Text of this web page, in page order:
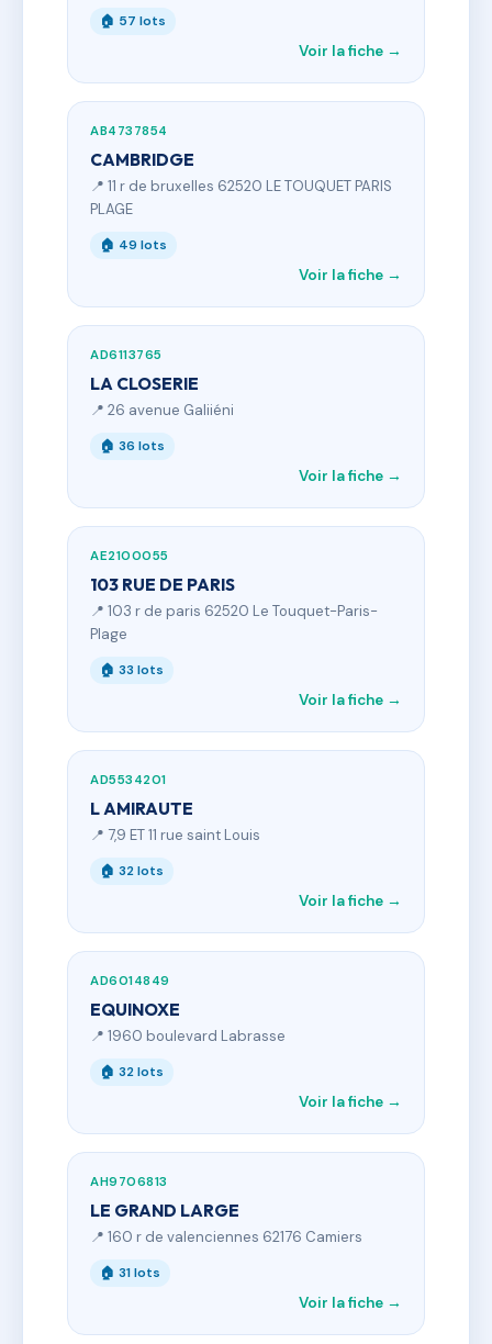
🏠 57 lots
Voir la fiche →
AB4737854
CAMBRIDGE
📍 11 r de bruxelles 62520 LE TOUQUET PARIS
PLAGE
🏠 49 lots
Voir la fiche →
AD6113765
LA CLOSERIE
📍 26 avenue Galiiéni
🏠 36 lots
Voir la fiche →
AE2100055
103 RUE DE PARIS
📍 103 r de paris 62520 Le Touquet-Paris-
Plage
🏠 33 lots
Voir la fiche →
AD5534201
L AMIRAUTE
📍 7,9 ET 11 rue saint Louis
🏠 32 lots
Voir la fiche →
AD6014849
EQUINOXE
📍 1960 boulevard Labrasse
🏠 32 lots
Voir la fiche →
AH9706813
LE GRAND LARGE
📍 160 r de valenciennes 62176 Camiers
🏠 31 lots
Voir la fiche →